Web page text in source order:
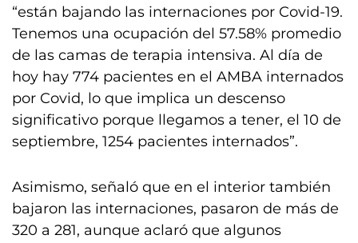
“están bajando las internaciones por Covid-19.
Tenemos una ocupación del 57.58% promedio
de las camas de terapia intensiva. Al día de
hoy hay 774 pacientes en el AMBA internados
por Covid, lo que implica un descenso
significativo porque llegamos a tener, el 10 de
septiembre, 1254 pacientes internados”.
Asimismo, señaló que en el interior también
bajaron las internaciones, pasaron de más de
320 a 281, aunque aclaró que algunos